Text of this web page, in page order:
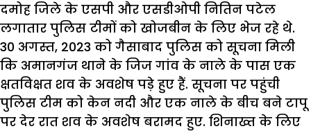
दमोह जिले के एसपी और एसडीओपी नितिन पटेल
लगातार पुलिस टीमों को खोजबीन के लिए भेज रहे थे.
30 अगस्त, 2023 को गैसाबाद पुलिस को सूचना मिली
कि अमानगंज थाने के जिज गांव के नाले के पास एक
क्षतविक्षत शव के अवशेष पड़े हुए हैं. सूचना पर पहुंची
पुलिस टीम को केन नदी और एक नाले के बीच बने टापू
पर देर रात शव के अवशेष बरामद हुए. शिनाख्त के लिए